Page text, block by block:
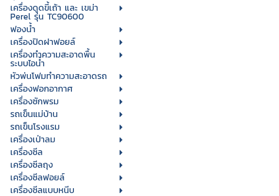
เครื่องดูดขี้เถ้า และ เขม่า
Perel รุ่น TC90600
ฟองน้ำ
เครื่องปิดฝาฟอยล์
เครื่องทำความสะอาดพื้น
ระบบไอน้ำ
หัวพ่นโฟมทำความสะอาดรถ
เครื่องฟอกอากาศ
เครื่องซักพรม
รถเข็นแม่บ้าน
รถเข็นโรงแรม
เครื่องเป่าลม
เครื่องซีล
เครื่องซีลถุง
เครื่องซีลฟอยล์
เครื่องซีลแบบหนีบ